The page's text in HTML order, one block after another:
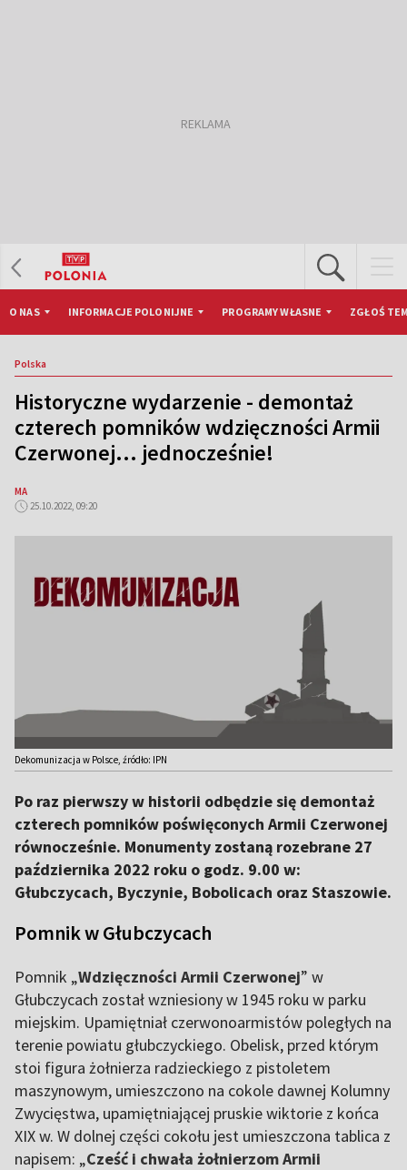
O NAS INFORMACJE POLONIJNE PROGRAMY WŁASNE ZGŁOŚ
Polska
Historyczne wydarzenie - demontaż
czterech pomników wdzięczności Armii
Czerwonej… jednocześnie!
MA
25.10.2022, 09:20
Dekomunizacja w Polsce, źródło: IPN
Po raz pierwszy w historii odbędzie się demontaż
czterech pomników poświęconych Armii Czerwonej
równocześnie. Monumenty zostaną rozebrane 27
października 2022 roku o godz. 9.00 w:
Głubczycach, Byczynie, Bobolicach oraz Staszowie.
Pomnik w Głubczycach
Pomnik „Wdzięczności Armii Czerwonej” w
Głubczycach został wzniesiony w 1945 roku w parku
miejskim. Upamiętniał czerwonoarmistów poległych na
terenie powiatu głubczyckiego. Obelisk, przed którym
stoi figura żołnierza radzieckiego z pistoletem
maszynowym, umieszczono na cokole dawnej Kolumny
Zwycięstwa, upamiętniającej pruskie wiktorie z końca
XIX w. W dolnej części cokołu jest umieszczona tablica z
napisem: „Cześć i chwała żołnierzom Armii